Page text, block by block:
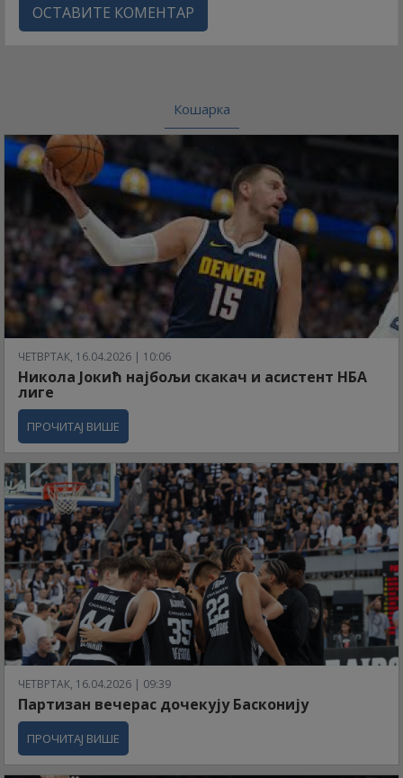
ОСТАВИТЕ КОМЕНТАР
Кошарка
ЧЕТВРТАК, 16.04.2026 | 10:06
Никола Јокић најбољи скакач и асистент НБА
лиге
ПРОЧИТАЈ ВИШЕ
ЧЕТВРТАК, 16.04.2026 | 09:39
Партизан вечерас дочекују Басконију
ПРОЧИТАЈ ВИШЕ